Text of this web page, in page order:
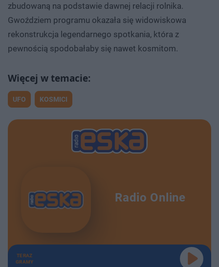
zbudowaną na podstawie dawnej relacji rolnika.
Gwoździem programu okazała się widowiskowa
rekonstrukcja legendarnego spotkania, która z
pewnością spodobałaby się nawet kosmitom.
UFO KOSMICI
Radio Online
TERAZ
GRAMY